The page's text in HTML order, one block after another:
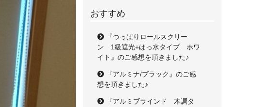
おすすめ
『つっぱりロールスクリー
ン 1級遮光+はっ水タイプ ホワ
イト』のご感想を頂きました♪
『アルミナ/ブラック』のご感
想を頂きました♪
『アルミブラインド 木調タ